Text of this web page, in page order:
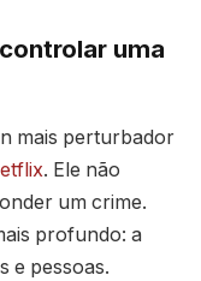
uma
mais perturbador
. Ele não
um crime.
profundo: a
e pessoas.